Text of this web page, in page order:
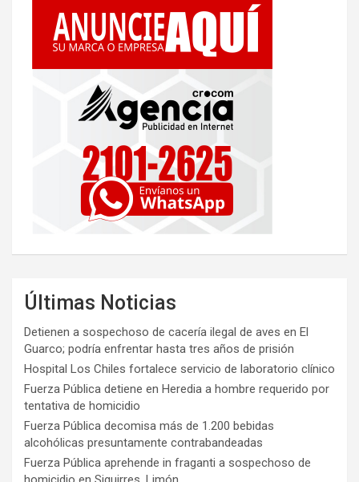
Últimas Noticias
Detienen a sospechoso de cacería ilegal de aves en El
Guarco; podría enfrentar hasta tres años de prisión
Hospital Los Chiles fortalece servicio de laboratorio clínico
Fuerza Pública detiene en Heredia a hombre requerido por
tentativa de homicidio
Fuerza Pública decomisa más de 1.200 bebidas
alcohólicas presuntamente contrabandeadas
Fuerza Pública aprehende in fraganti a sospechoso de